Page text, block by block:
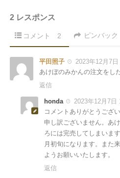
2 レスポンス
コメント 2 ピンバック
平田照子
2023年12月7
あけぼのみかんの注文をし
返信
honda
2023年12月7日
コメントありがとうござい
申し訳ございません。あ
ろには完売してしまいま
月初旬になります。また
ようお願いいたします。
返信